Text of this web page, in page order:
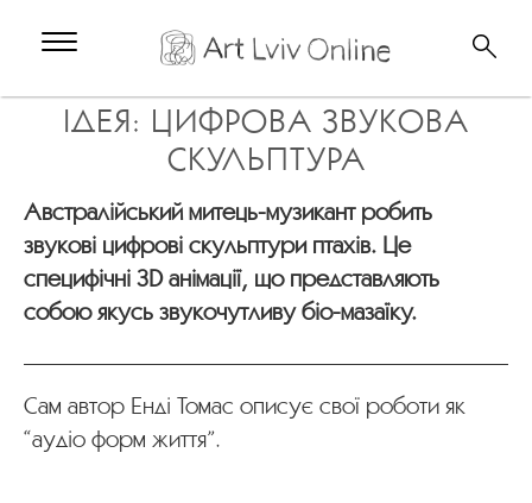
ІДЕЯ: ЦИФРОВА ЗВУКОВА
СКУЛЬПТУРА
Австралійський митець-музикант робить
звукові цифрові скульптури птахів. Це
специфічні 3D анімації, що представляють
собою якусь звукочутливу біо-мазаїку.
Сам автор Енді Томас описує свої роботи як
“аудіо форм життя”.